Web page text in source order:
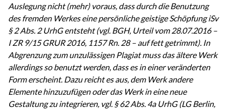
Auslegung nicht (mehr) voraus, dass durch die Benutzung
des fremden Werkes eine persönliche geistige Schöpfung iSv
§ 2 Abs. 2 UrhG entsteht (vgl. BGH, Urteil vom 28.07.2016 –
I ZR 9/15 GRUR 2016, 1157 Rn. 28 – auf fett getrimmt). In
Abgrenzung zum unzulässigen Plagiat muss das ältere Werk
allerdings so benutzt werden, dass es in einer veränderten
Form erscheint. Dazu reicht es aus, dem Werk andere
Elemente hinzuzufügen oder das Werk in eine neue
Gestaltung zu integrieren, vgl. § 62 Abs. 4a UrhG (LG Berlin,